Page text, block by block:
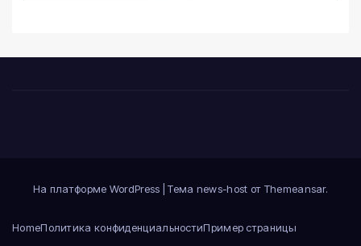
На платформе WordPress |Тема news-host от Themeansar.
HomeПолитика конфиденциальностиПример страницы